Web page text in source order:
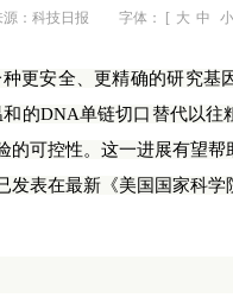
： 科技日报 字体： [ 大 中 小
更安全、更精确的研究基
的DNA单链切口替代以
的可控性。这一进展有望帮
表在最新《美国国家科学